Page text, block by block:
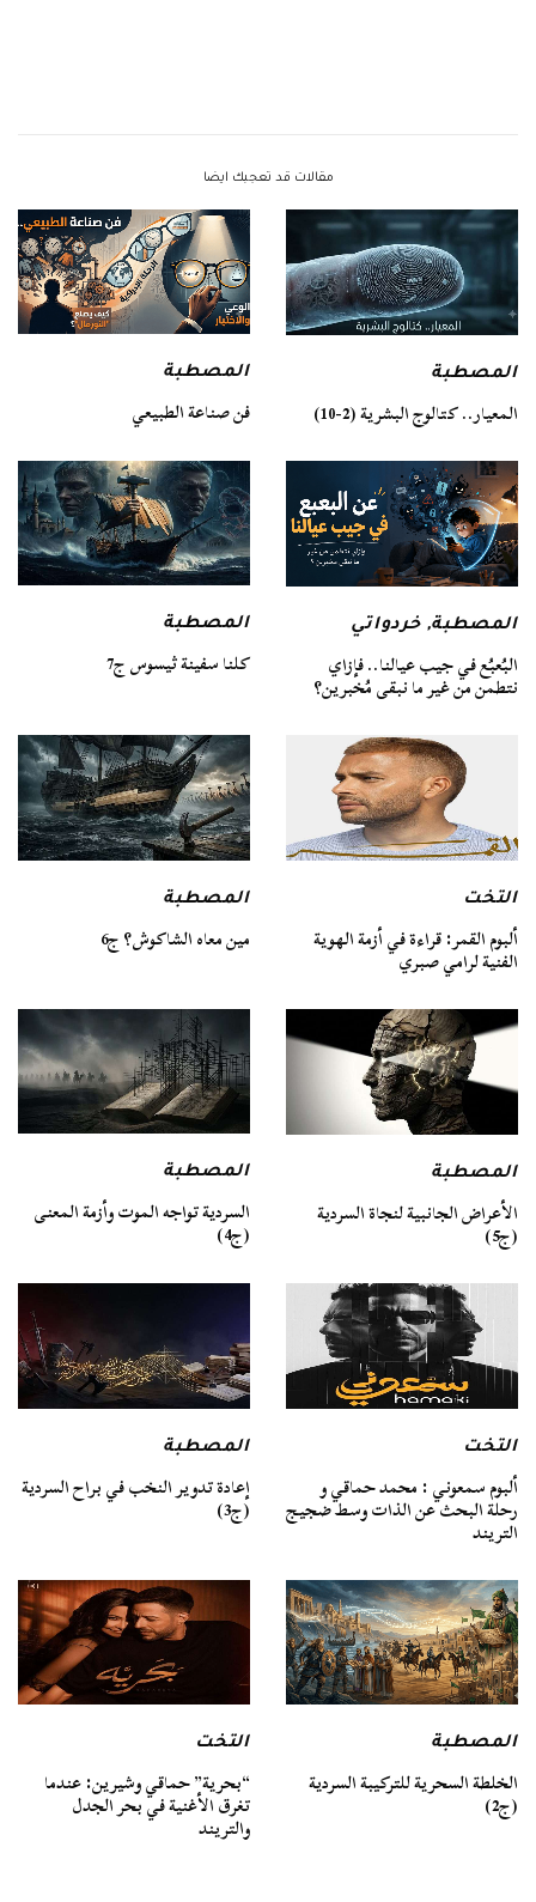
مقالات قد تعجبك ايضا
المصطبة
المعيار.. كتالوج البشرية (2-10)
المصطبة
فن صناعة الطبيعي
المصطبة,خردواتي
البُعبُع في جيب عيالنا.. فإزاي
نتطمن من غير ما نبقى مُخبرين؟
المصطبة
كلنا سفينة ثيسوس ج7
التخت
ألبوم القمر: قراءة في أزمة الهوية
الفنية لرامي صبري
المصطبة
مين معاه الشاكوش؟ ج6
المصطبة
الأعراض الجانبية لنجاة السردية
(ج5)
المصطبة
السردية تواجه الموت وأزمة المعنى
(ج4)
التخت
ألبوم سمعوني : محمد حماقي و
رحلة البحث عن الذات وسط ضجيج
التريند
المصطبة
إعادة تدوير النخب في براح السردية
(ج3)
المصطبة
الخلطة السحرية للتركيبة السردية
(ج2)
التخت
“بحرية” حماقي وشيرين: عندما
تغرق الأغنية في بحر الجدل
والتريند